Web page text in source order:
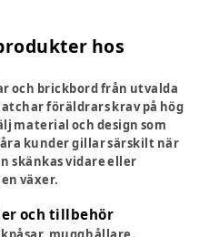
hos
och brickbord från utvalda
föräldrars krav på hög
material och design som
kunder gillar särskilt när
skänkas vidare eller
växer.
och tillbehör